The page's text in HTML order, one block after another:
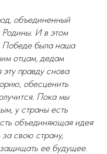
объединенный
И в этом
Победе была наша
отцам, дедам
правду снова
обесценить
Пока мы
у страны есть
объединяющая идея
свою страну,
ее будущее.